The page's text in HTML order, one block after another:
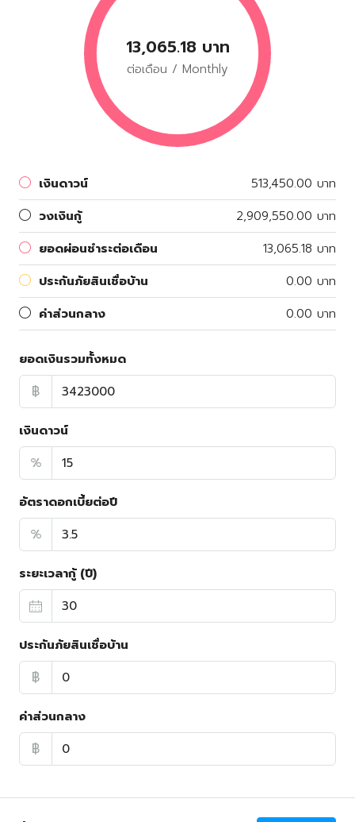
13,065.18 บาท
ต่อเดือน / Monthly
เงินดาวน์
513,450.00 บาท
วงเงินกู้
2,909,550.00 บาท
ยอดผ่อนชำระต่อเดือน
13,065.18 บาท
ประกันภัยสินเชื่อบ้าน
0.00 บาท
ค่าส่วนกลาง
0.00 บาท
ยอดเงินรวมทั้งหมด
฿
เงินดาวน์
%
อัตราดอกเบี้ยต่อปี
%
ระยะเวลากู้ (ปี)
ประกันภัยสินเชื่อบ้าน
฿
ค่าส่วนกลาง
฿